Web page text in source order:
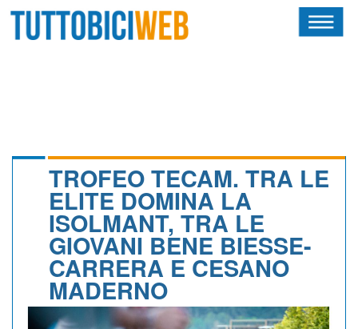
CALENDARIO
ALBI D'ORO
TROFEO TECAM. TRA LE
ELITE DOMINA LA
ISOLMANT, TRA LE
GIOVANI BENE BIESSE-
CARRERA E CESANO
MADERNO